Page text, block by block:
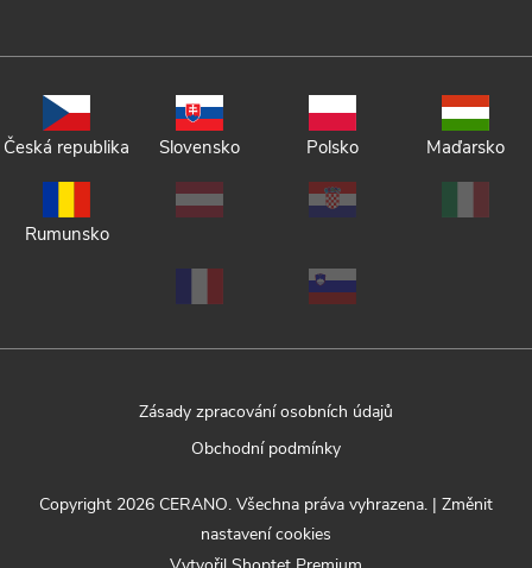
Česká republika Slovensko Polsko Maďarsko
Rumunsko
Zásady zpracování osobních údajů
Obchodní podmínky
Copyright 2026 CERANO. Všechna práva vyhrazena. | Změnit
nastavení cookies